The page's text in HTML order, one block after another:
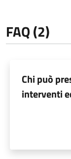
FAQ (2)
Chi può
interventi